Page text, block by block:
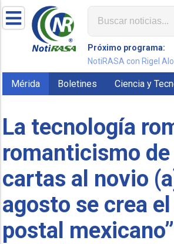
Próximo programa:
NotiRASA con Rigel
Mérida Boletines Ciencia y
La tecnología
romanticismo
cartas al novio
agosto se crea
postal mexicano”